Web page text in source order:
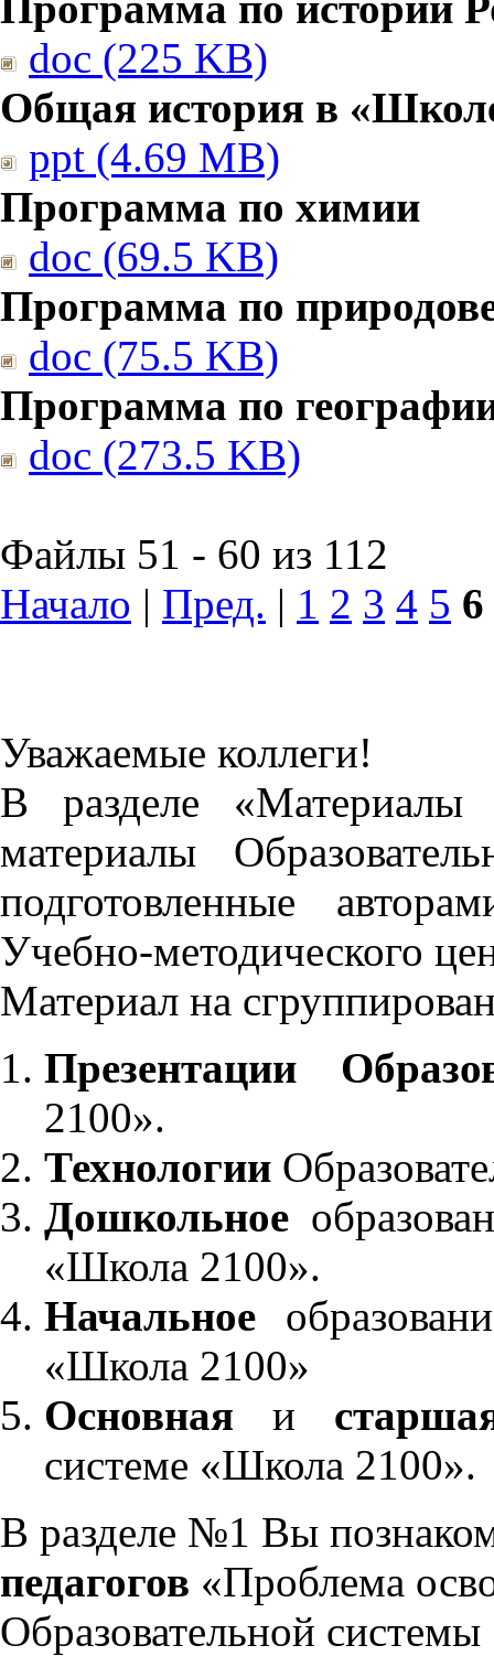
doc (225 KB)
Общая история в
ppt (4.69 MB)
Программа по химии
doc (69.5 KB)
Программа по
doc (75.5 KB)
Программа по
doc (273.5 KB)
Файлы 51 - 60 из 112
Начало | Пред. | 1 2 3 4 5 6
Уважаемые коллеги!
В разделе «Материалы
материалы
подготовленные
Учебно-методического
Материал на
Презентации
2100».
Технологии
Дошкольное
«Школа 2100».
Начальное
«Школа 2100»
Основнаяи
системе «Школа 2100».
В разделе №1 Вы
педагогов «Проблема
Образовательной